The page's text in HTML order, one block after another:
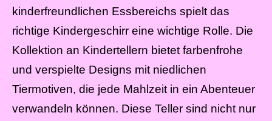
kinderfreundlichen Essbereichs spielt das
richtige Kindergeschirr eine wichtige Rolle. Die
Kollektion an Kindertellern bietet farbenfrohe
und verspielte Designs mit niedlichen
Tiermotiven, die jede Mahlzeit in ein Abenteuer
verwandeln können. Diese Teller sind nicht nur